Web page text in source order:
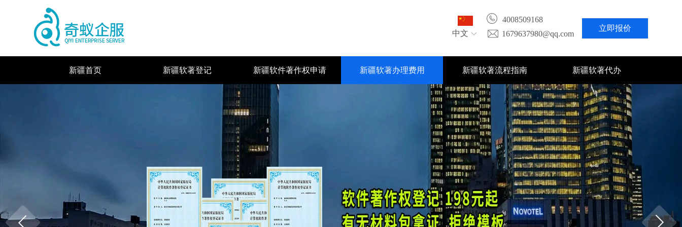
中文
4008509168
1679637980@qq.com
立即报价
新疆首页 新疆软著登记 新疆软件著作权申请 新疆软著办理费用 新疆软著流程指南 新疆软著代办